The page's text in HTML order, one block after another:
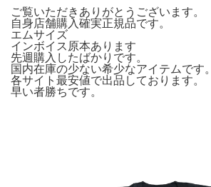
ご覧いただきありがとうございます。
自身店舗購入確実正規品です。
エムサイズ
インボイス原本あります
先週購入したばかりです。
国内在庫の少ない希少なアイテムです。
各サイト最安値で出品しております。
早い者勝ちです。